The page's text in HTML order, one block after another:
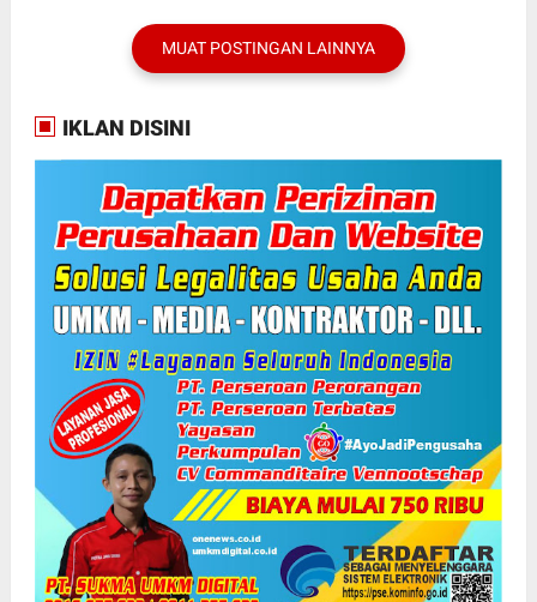
MUAT POSTINGAN LAINNYA
IKLAN DISINI